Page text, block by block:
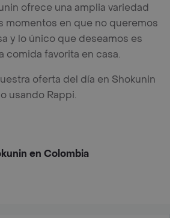
ofrece una amplia variedad
momentos en que no queremos
y lo único que deseamos es
comida favorita en casa.
oferta del día en Shokunin
usando Rappi.
en Colombia